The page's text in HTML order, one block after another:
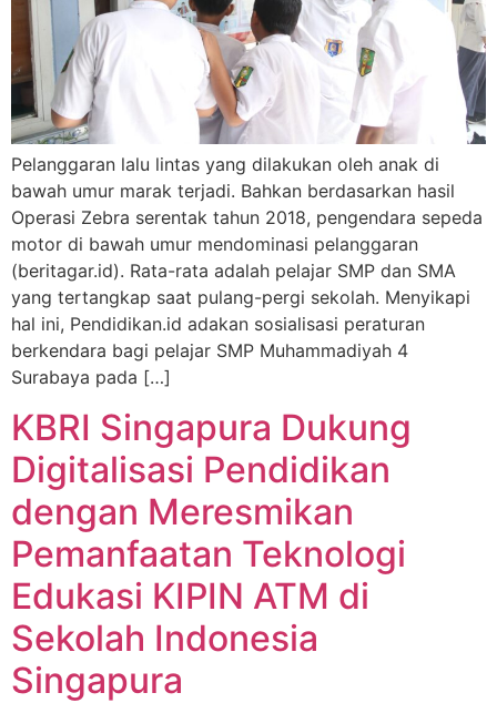
Pelanggaran lalu lintas yang dilakukan oleh anak di
bawah umur marak terjadi. Bahkan berdasarkan hasil
Operasi Zebra serentak tahun 2018, pengendara sepeda
motor di bawah umur mendominasi pelanggaran
(beritagar.id). Rata-rata adalah pelajar SMP dan SMA
yang tertangkap saat pulang-pergi sekolah. Menyikapi
hal ini, Pendidikan.id adakan sosialisasi peraturan
berkendara bagi pelajar SMP Muhammadiyah 4
Surabaya pada […]
KBRI Singapura Dukung
Digitalisasi Pendidikan
dengan Meresmikan
Pemanfaatan Teknologi
Edukasi KIPIN ATM di
Sekolah Indonesia
Singapura